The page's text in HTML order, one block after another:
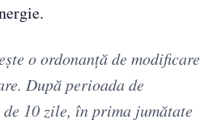
o ordonanță de modificare
După perioada de
10 zile, în prima jumătate